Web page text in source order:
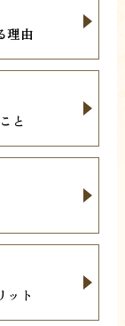
理由
と
ット